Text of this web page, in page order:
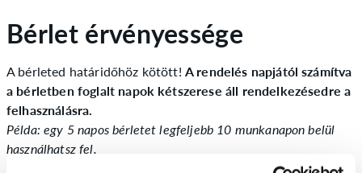
Bérlet érvényessége
A bérleted határidőhöz kötött! A rendelés napjától számítva
a bérletben foglalt napok kétszerese áll rendelkezésedre a
felhasználásra.
Példa: egy 5 napos bérletet legfeljebb 10 munkanapon belül
használhatsz fel.